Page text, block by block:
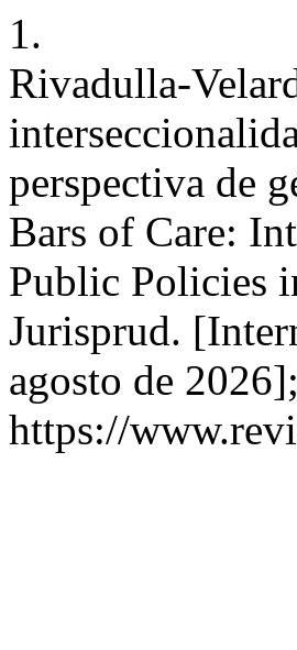
1.
Rivadulla-
perspectiva de
Bars of Care:
Public Policies
Jurisprud.
agosto de
https://